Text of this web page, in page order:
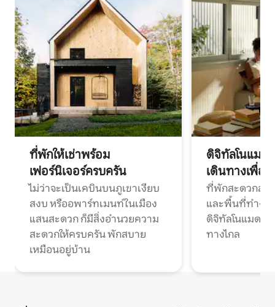
ที่พักให้เช่าพร้อม
เฟอร์นิเจอร์ครบครัน
ไม่ว่าจะเป็นเคบินบนภูเขาเงียบ
สงบ หรืออพาร์ทเมนท์ในเมือง
แสนสะดวก ก็มีสิ่งอำนวยความ
สะดวกให้ครบครัน พักสบาย
เหมือนอยู่บ้าน
ดิจิทัลโนแมด
เดินทางเพื่อ
ที่พักสะดวกสบ
และพื้นที่ทำงา
ดิจิทัลโนแมดแ
ทางไกล